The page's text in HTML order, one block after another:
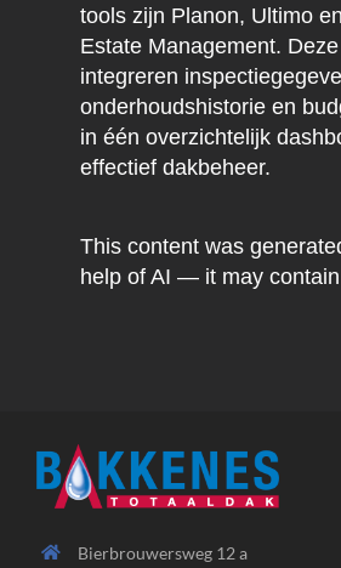
tools zijn Planon, Ultimo
Estate Management.
integreren
onderhoudshistorie en
in één overzichtelijk
effectief dakbeheer.
This content was
help of AI — it may
Bierbrouwersweg 12 a